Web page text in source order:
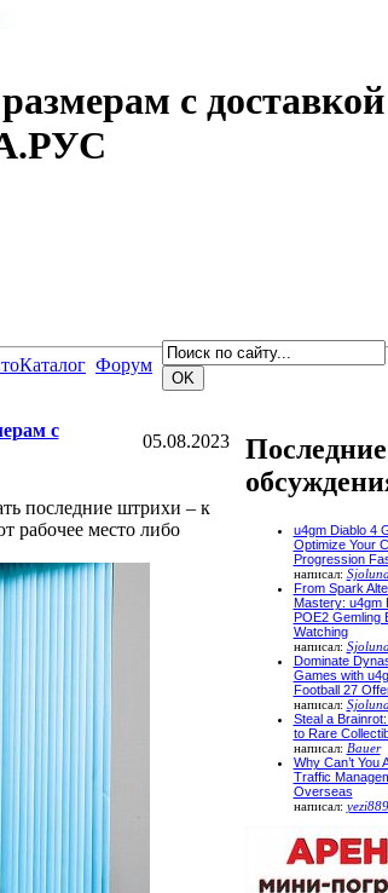
с доставкой
Форум
с
05.08.2023
последние штрихи – к
рабочее место либо
Последние
u4gm Diablo 4
Optimize Your
Progression
написал:
From Spark
Mastery: u4gm
POE2 Gemling
Watching
написал:
Dominate
Games with
Football 27
написал:
Steal a
to Rare
написал: Bauer
Why Can’t You
Traffic
Overseas
написал: